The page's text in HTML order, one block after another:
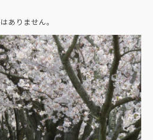
ありません。